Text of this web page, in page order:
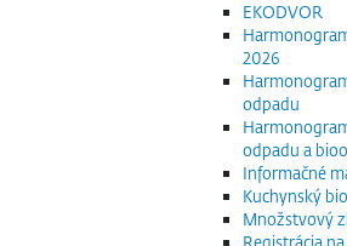
EKODVOR
2026
odpadu
odpadu a
Informačné
Kuchynský
Množstvový
Registrácia